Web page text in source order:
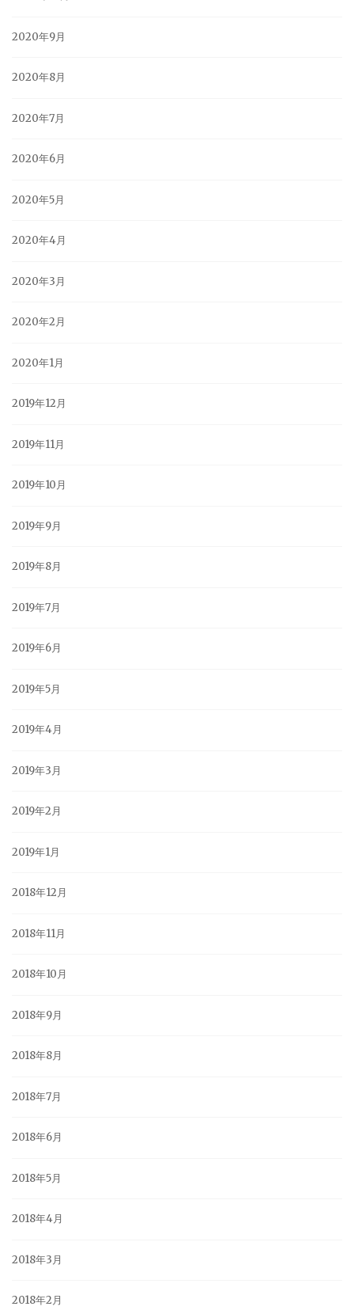
2020年9月
2020年8月
2020年7月
2020年6月
2020年5月
2020年4月
2020年3月
2020年2月
2020年1月
2019年12月
2019年11月
2019年10月
2019年9月
2019年8月
2019年7月
2019年6月
2019年5月
2019年4月
2019年3月
2019年2月
2019年1月
2018年12月
2018年11月
2018年10月
2018年9月
2018年8月
2018年7月
2018年6月
2018年5月
2018年4月
2018年3月
2018年2月